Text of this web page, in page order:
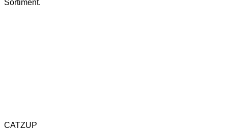
Sortiment.
CATZUP